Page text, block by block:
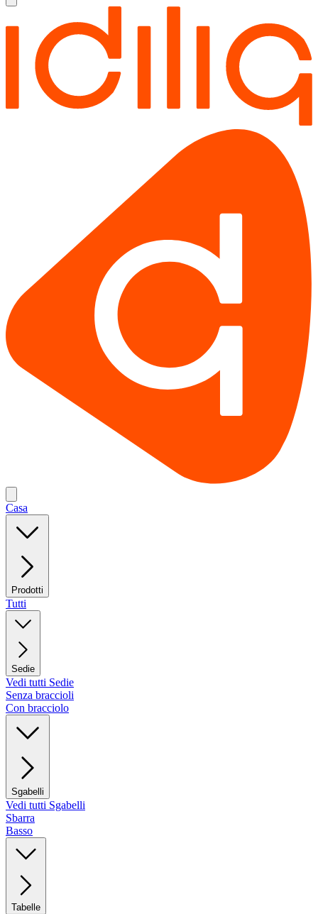
Casa
Prodotti
Tutti
Sedie
Vedi tutti Sedie
Senza braccioli
Con bracciolo
Sgabelli
Vedi tutti Sgabelli
Sbarra
Basso
Tabelle